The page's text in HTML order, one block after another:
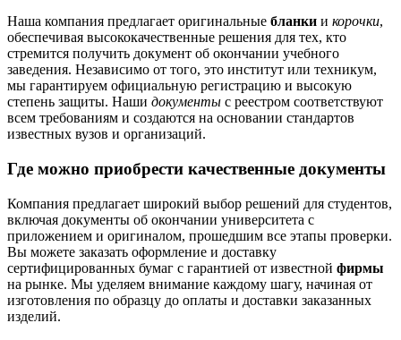
Наша компания предлагает оригинальные бланки и корочки,
обеспечивая высококачественные решения для тех, кто
стремится получить документ об окончании учебного
заведения. Независимо от того, это институт или техникум,
мы гарантируем официальную регистрацию и высокую
степень защиты. Наши документы с реестром соответствуют
всем требованиям и создаются на основании стандартов
известных вузов и организаций.
Где можно приобрести качественные документы
Компания предлагает широкий выбор решений для студентов,
включая документы об окончании университета с
приложением и оригиналом, прошедшим все этапы проверки.
Вы можете заказать оформление и доставку
сертифицированных бумаг с гарантией от известной фирмы
на рынке. Мы уделяем внимание каждому шагу, начиная от
изготовления по образцу до оплаты и доставки заказанных
изделий.